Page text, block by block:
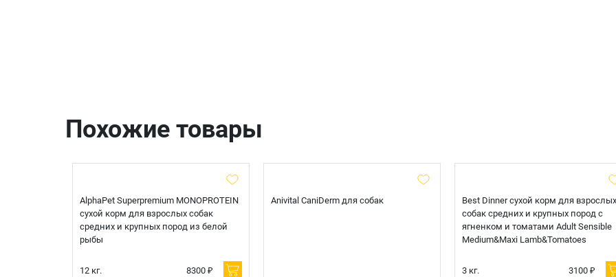
Похожие товары
AlphaPet Superpremium MONOPROTEIN
сухой корм для взрослых собак
средних и крупных пород из белой
рыбы
12 кг. 8300 ₽
Anivital CaniDerm для собак
Best Dinner сухой корм для взрослых
собак средних и крупных пород с
ягненком и томатами Adult Sensible
Medium&Maxi Lamb&Tomatoes
3 кг. 3100 ₽